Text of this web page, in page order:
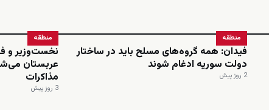
منطقه
فیدان: همه گروه‌های مسلح باید در ساختار
دولت سوریه ادغام شوند
2 روز پیش
منطقه
نخست‌وزیر و
عربستان
مذاکرات
3 روز پیش